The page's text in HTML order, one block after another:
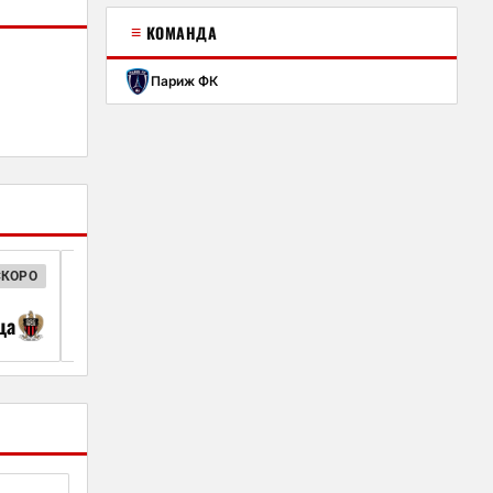
≡ КОМАНДА
Париж ФК